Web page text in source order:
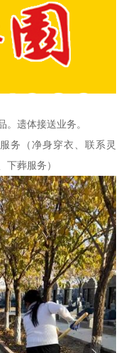
遗体接送业务。
务（净身穿衣、联系灵
下葬服务）